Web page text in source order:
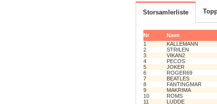
Storsamlerliste
Nr
Navn
1
KALLEMANN
2
STRILEN
3
VIKAN2
4
PECOS
5
JOKER
6
ROGER69
7
BEATLES
8
FANTINGMAR
9
MAKRIMA
10
ROMS
11
LUDDE